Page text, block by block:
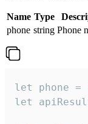
Name Type
phone string Phone
let phone =
let